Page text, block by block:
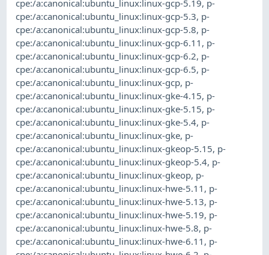
cpe:/a:canonical:ubuntu_linux:linux-gcp-5.19, p-
cpe:/a:canonical:ubuntu_linux:linux-gcp-5.3, p-
cpe:/a:canonical:ubuntu_linux:linux-gcp-5.8, p-
cpe:/a:canonical:ubuntu_linux:linux-gcp-6.11 , p-
cpe:/a:canonical:ubuntu_linux:linux-gcp-6.2, p-
cpe:/a:canonical:ubuntu_linux:linux-gcp-6.5, p-
cpe:/a:canonical:ubuntu_linux:linux-gcp, p-
cpe:/a:canonical:ubuntu_linux:linux-gke-4.15, p-
cpe:/a:canonical:ubuntu_linux:linux-gke-5.15, p-
cpe:/a:canonical:ubuntu_linux:linux-gke-5.4, p-
cpe:/a:canonical:ubuntu_linux:linux-gke, p-
cpe:/a:canonical:ubuntu_linux:linux-gkeop-5.15, p-
cpe:/a:canonical:ubuntu_linux:linux-gkeop-5.4, p-
cpe:/a:canonical:ubuntu_linux:linux-gkeop, p-
cpe:/a:canonical:ubuntu_linux:linux-hwe-5.11 , p-
cpe:/a:canonical:ubuntu_linux:linux-hwe-5.13, p-
cpe:/a:canonical:ubuntu_linux:linux-hwe-5.19, p-
cpe:/a:canonical:ubuntu_linux:linux-hwe-5.8, p-
cpe:/a:canonical:ubuntu_linux:linux-hwe-6.11 , p-